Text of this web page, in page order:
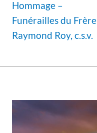
de
l’article
Hommage –
Funérailles du Frère
Raymond Roy, c.s.v.